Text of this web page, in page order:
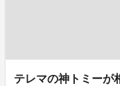
テレマの神トミーが